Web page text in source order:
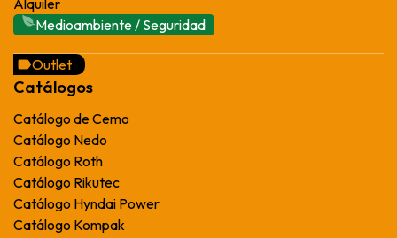
Alquiler
Medioambiente / Seguridad
Outlet
Catálogos
Catálogo de Cemo
Catálogo Nedo
Catálogo Roth
Catálogo Rikutec
Catálogo Hyndai Power
Catálogo Kompak